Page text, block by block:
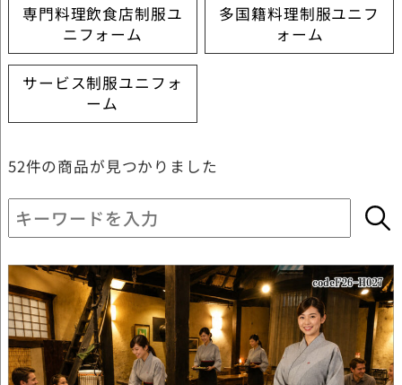
専門料理飲食店制服ユ
ニフォーム
多国籍料理制服ユニフ
ォーム
サービス制服ユニフォ
ーム
52件の商品が見つかりました